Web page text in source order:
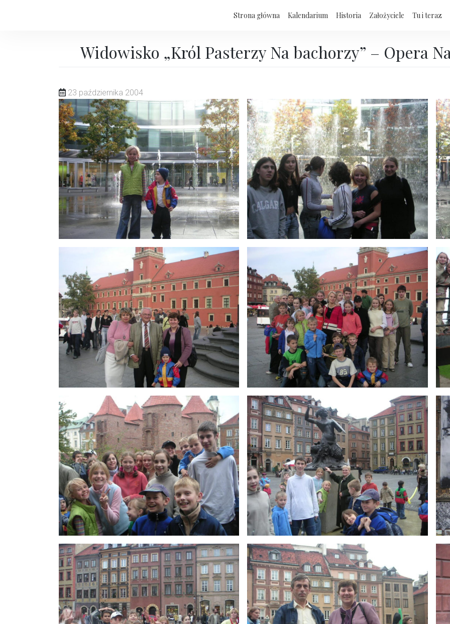
Strona główna Kalendarium Historia Założyciele Tu i teraz
Widowisko „Król Pasterzy Na bachorzy” – Opera
23 października 2004